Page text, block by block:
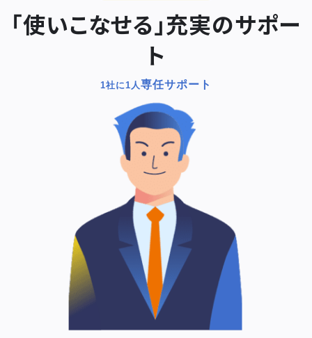
「使いこなせる」充実のサポー
ト
1社に1人専任サポート